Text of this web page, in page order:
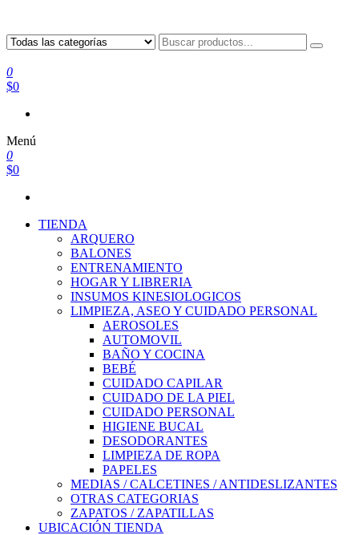
0
$0
Menú
0
$0
TIENDA
ARQUERO
BALONES
ENTRENAMIENTO
HOGAR Y LIBRERIA
INSUMOS KINESIOLOGICOS
LIMPIEZA, ASEO Y CUIDADO PERSONAL
AEROSOLES
AUTOMOVIL
BAÑO Y COCINA
BEBÉ
CUIDADO CAPILAR
CUIDADO DE LA PIEL
CUIDADO PERSONAL
HIGIENE BUCAL
DESODORANTES
LIMPIEZA DE ROPA
PAPELES
MEDIAS / CALCETINES / ANTIDESLIZANTES
OTRAS CATEGORIAS
ZAPATOS / ZAPATILLAS
UBICACIÓN TIENDA